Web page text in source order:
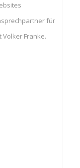
für
Volker Franke.